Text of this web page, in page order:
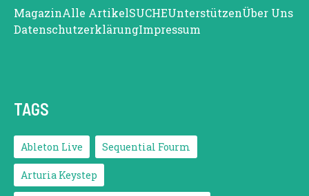
MagazinAlle ArtikelSUCHEUnterstützenÜber Uns
DatenschutzerklärungImpressum
TAGS
Ableton Live Sequential Fourm
Arturia Keystep